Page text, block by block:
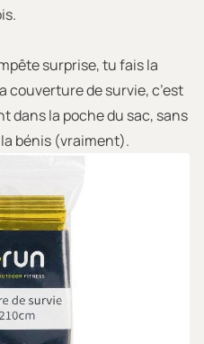
surprise, tu fais la
couverture de survie, c’est
dans la poche du sac, sans
bénis (vraiment).